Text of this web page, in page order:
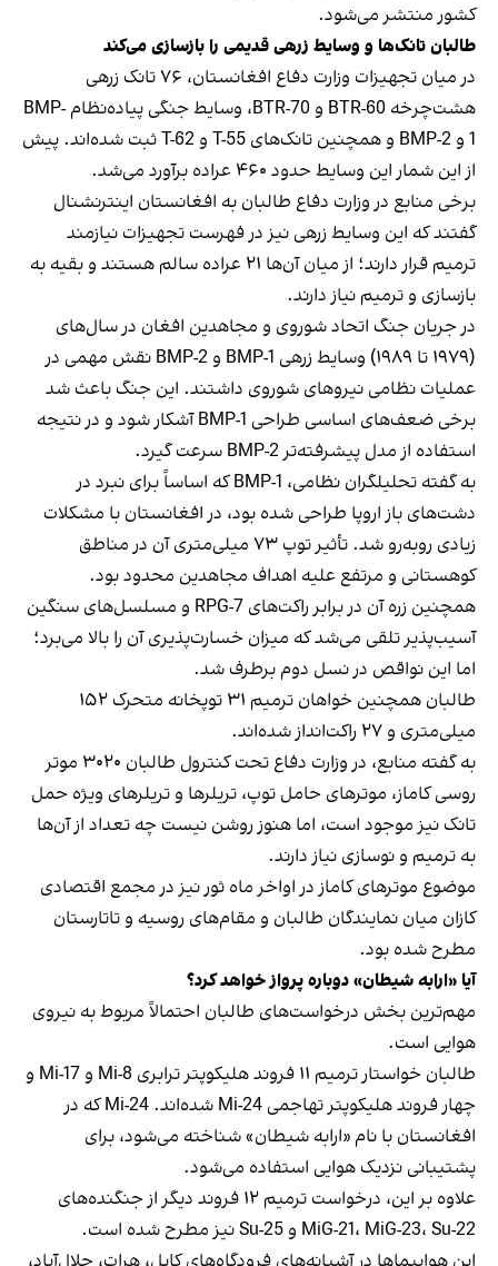
کشور منتشر می‌شود.
طالبان تانک‌ها و وسایط زرهی قدیمی را بازسازی می‌کند
در میان تجهیزات وزارت دفاع افغانستان، ۷۶ تانک زرهی
هشت‌چرخه BTR-60 و BTR-70، وسایط جنگی پیاده‌نظام BMP-
1 و BMP-2 و همچنین تانک‌های T-55 و T-62 ثبت شده‌اند. پیش
از این شمار این وسایط حدود ۴۶۰ عراده برآورد می‌شد.
برخی منابع در وزارت دفاع طالبان به افغانستان اینترنشنال
گفتند که این وسایط زرهی نیز در فهرست تجهیزات نیازمند
ترمیم قرار دارند؛ از میان آن‌ها ۲۱ عراده سالم هستند و بقیه به
بازسازی و ترمیم نیاز دارند.
در جریان جنگ اتحاد شوروی و مجاهدین افغان در سال‌های
(۱۹۷۹ تا ۱۹۸۹) وسایط زرهی BMP-1 و BMP-2 نقش مهمی در
عملیات نظامی نیروهای شوروی داشتند. این جنگ باعث شد
برخی ضعف‌های اساسی طراحی BMP-1 آشکار شود و در نتیجه
استفاده از مدل پیشرفته‌تر BMP-2 سرعت گیرد.
به گفته تحلیلگران نظامی، BMP-1 که اساساً برای نبرد در
دشت‌های باز اروپا طراحی شده بود، در افغانستان با مشکلات
زیادی روبه‌رو شد. تأثیر توپ ۷۳ میلی‌متری آن در مناطق
کوهستانی و مرتفع علیه اهداف مجاهدین محدود بود.
همچنین زره آن در برابر راکت‌های RPG-7 و مسلسل‌های سنگین
آسیب‌پذیر تلقی می‌شد که میزان خسارت‌پذیری آن را بالا می‌برد؛
اما این نواقص در نسل دوم برطرف شد.
طالبان همچنین خواهان ترمیم ۳۱ توپخانه متحرک ۱۵۲
میلی‌متری و ۲۷ راکت‌انداز شده‌اند.
به گفته منابع، در وزارت دفاع تحت کنترول طالبان ۳۰۲۰ موتر
روسی کاماز، موترهای حامل توپ، تریلرها و تریلرهای ویژه حمل
تانک نیز موجود است، اما هنوز روشن نیست چه تعداد از آن‌ها
به ترمیم و نوسازی نیاز دارند.
موضوع موترهای کاماز در اواخر ماه ثور نیز در مجمع اقتصادی
کازان میان نمایندگان طالبان و مقام‌های روسیه و تاتارستان
مطرح شده بود.
آیا «ارابه شیطان» دوباره پرواز خواهد کرد؟
مهم‌ترین بخش درخواست‌های طالبان احتمالاً مربوط به نیروی
هوایی است.
طالبان خواستار ترمیم ۱۱ فروند هلیکوپتر ترابری Mi-8 و Mi-17 و
چهار فروند هلیکوپتر تهاجمی Mi-24 شده‌اند. Mi-24 که در
افغانستان با نام «ارابه شیطان» شناخته می‌شود، برای
پشتیبانی نزدیک هوایی استفاده می‌شود.
علاوه بر این، درخواست ترمیم ۱۲ فروند دیگر از جنگنده‌های
MiG-21، MiG-23، Su-22 و Su-25 نیز مطرح شده است.